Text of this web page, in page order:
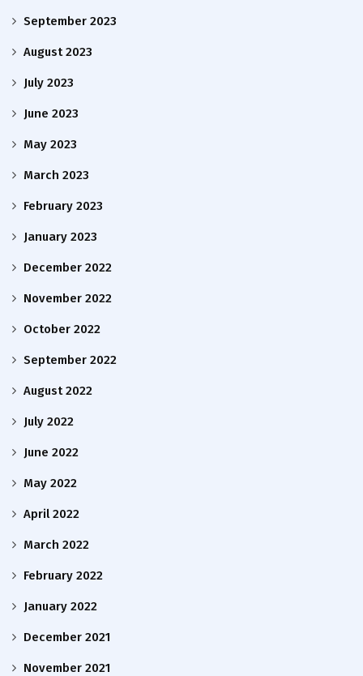
September 2023
August 2023
July 2023
June 2023
May 2023
March 2023
February 2023
January 2023
December 2022
November 2022
October 2022
September 2022
August 2022
July 2022
June 2022
May 2022
April 2022
March 2022
February 2022
January 2022
December 2021
November 2021